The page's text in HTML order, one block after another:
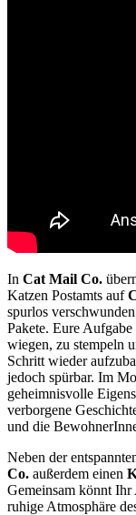
In Cat Mail Co.
Katzen Postamts auf
spurlos
Pakete. Eure
wiegen, zu stempeln
Schritt wieder
jedoch spürbar. Im
geheimnisvolle
verborgene
und die
Neben der
Co. außerdem einen
Gemeinsam könnt
ruhige Atmosphäre